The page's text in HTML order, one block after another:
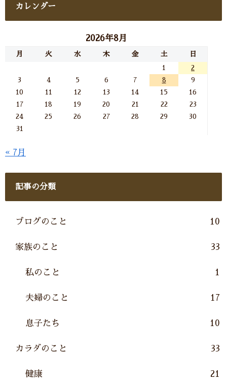
カレンダー
2026年8月
月 火 水 木 金 土 日
1
2
3
4 5 6 7 8
9
10
11 12 13 14 15
16
17
18 19 20 21 22
23
24
25 26 27 28 29
30
31
« 7月
記事の分類
ブログのこと 10
家族のこと 33
私のこと 1
夫婦のこと 17
息子たち 10
カラダのこと 33
健康 21